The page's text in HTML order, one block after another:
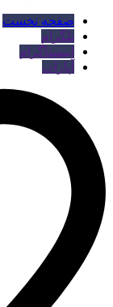
صفحه نخست
تلگرام
اینستاگرام
آپارات